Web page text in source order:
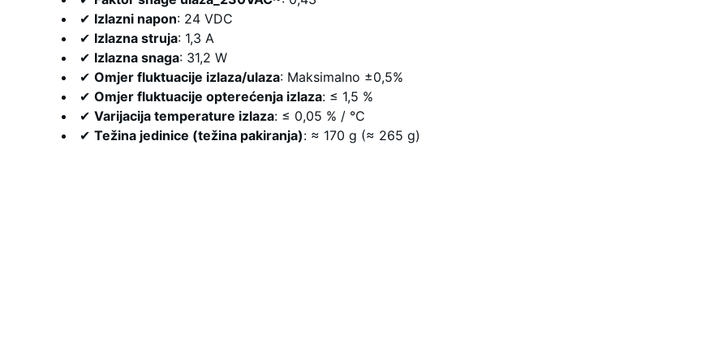
✔ Izlazni napon: 24 VDC
✔ Izlazna struja: 1,3 A
✔ Izlazna snaga: 31,2 W
✔ Omjer fluktuacije izlaza/ulaza: Maksimalno ±0,5%
✔ Omjer fluktuacije opterećenja izlaza: ≤ 1,5 %
✔ Varijacija temperature izlaza: ≤ 0,05 % / °C
✔ Težina jedinice (težina pakiranja): ≈ 170 g (≈ 265 g)